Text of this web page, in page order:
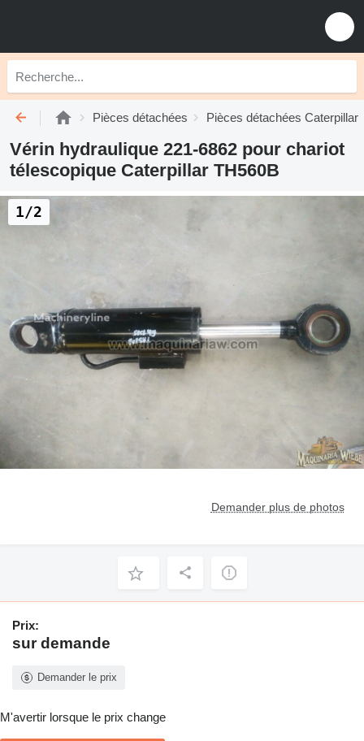
Pièces détachées Pièces détachées Caterpillar
Vérin hydraulique 221-6862 pour chariot
télescopique Caterpillar TH560B
Demander plus de photos
1/2
Prix:
sur demande
Demander le prix
M'avertir lorsque le prix change